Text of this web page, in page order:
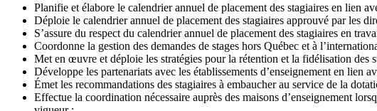
Planifie et élabore le calendrier annuel de placement des stagiaires en lien
Déploie le calendrier annuel de placement des stagiaires approuvé par les
S’assure du respect du calendrier annuel de placement des stagiaires en
Coordonne la gestion des demandes de stages hors Québec et à
Met en œuvre et déploie les stratégies pour la rétention et la fidélisation des
Développe les partenariats avec les établissements d’enseignement en lien
Émet les recommandations des stagiaires à embaucher au service de la
Effectue la coordination nécessaire auprès des maisons d’enseignement